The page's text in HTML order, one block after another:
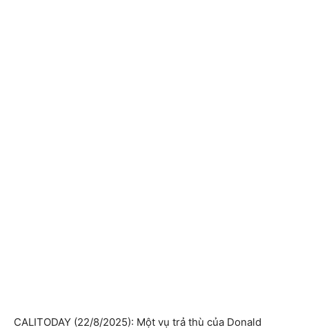
CALITODAY (22/8/2025): Một vụ trả thù của Donald